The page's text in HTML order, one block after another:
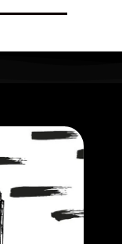
AU PANIER